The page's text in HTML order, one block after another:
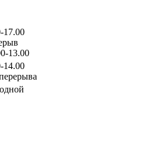
17.00
13.00
14.00